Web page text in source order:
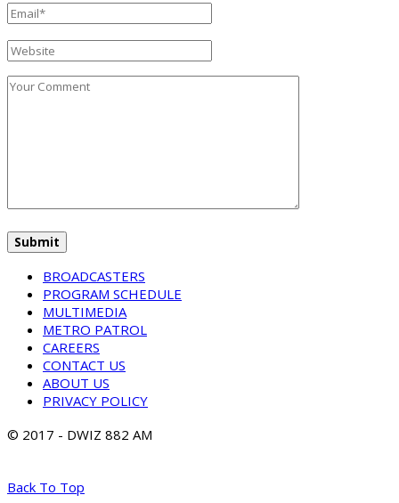
BROADCASTERS
PROGRAM SCHEDULE
MULTIMEDIA
METRO PATROL
CAREERS
CONTACT US
ABOUT US
PRIVACY POLICY
© 2017 - DWIZ 882 AM
Back To Top